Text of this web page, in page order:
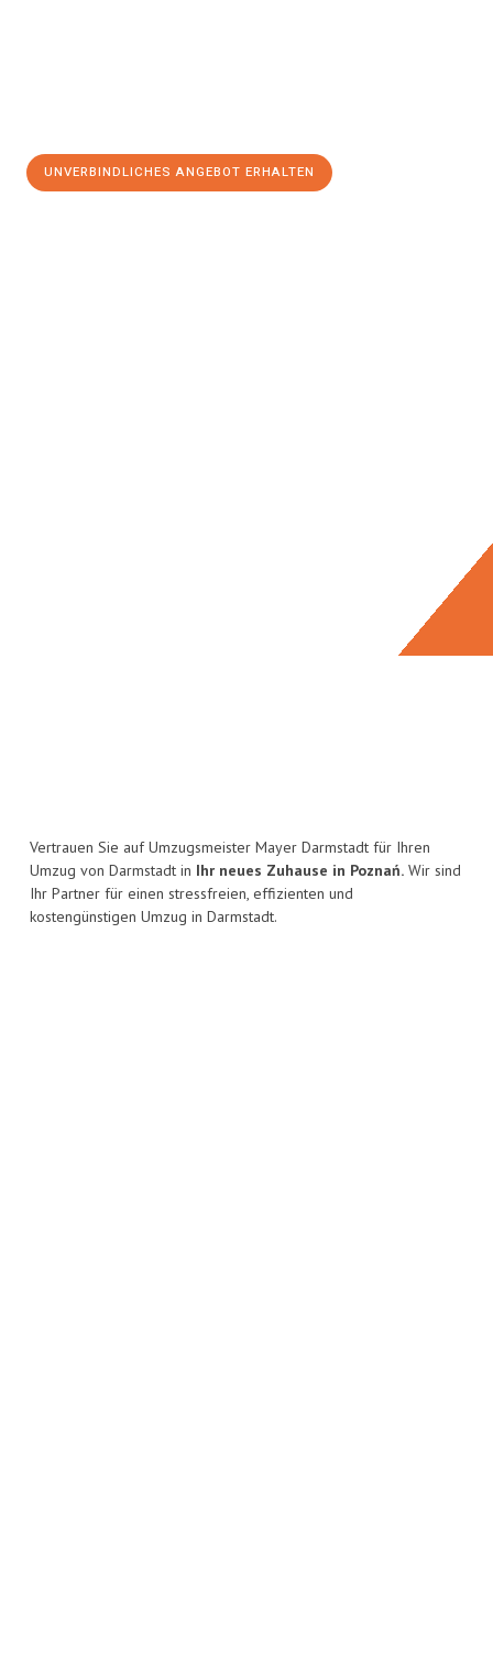
UNVERBINDLICHES ANGEBOT ERHALTEN
Vertrauen Sie auf Umzugsmeister Mayer Darmstadt für Ihren
Umzug von Darmstadt in Ihr neues Zuhause in Poznań. Wir sind
Ihr Partner für einen stressfreien, effizienten und
kostengünstigen Umzug in Darmstadt.